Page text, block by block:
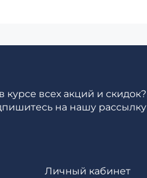
курсе всех акций и скидок?
на нашу рассылку
Личный кабинет